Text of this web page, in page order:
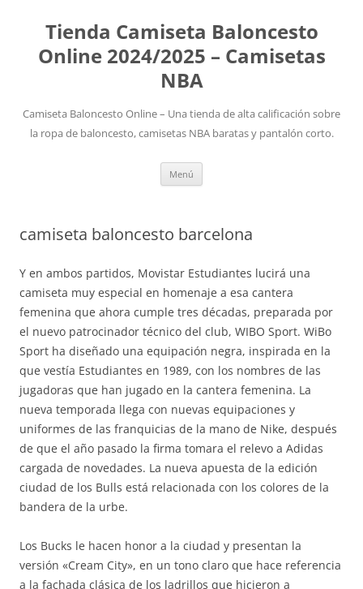
Tienda Camiseta Baloncesto
Online 2024/2025 – Camisetas
NBA
Camiseta Baloncesto Online – Una tienda de alta calificación sobre
la ropa de baloncesto, camisetas NBA baratas y pantalón corto.
Menú
camiseta baloncesto barcelona
Y en ambos partidos, Movistar Estudiantes lucirá una
camiseta muy especial en homenaje a esa cantera
femenina que ahora cumple tres décadas, preparada por
el nuevo patrocinador técnico del club, WIBO Sport. WiBo
Sport ha diseñado una equipación negra, inspirada en la
que vestía Estudiantes en 1989, con los nombres de las
jugadoras que han jugado en la cantera femenina. La
nueva temporada llega con nuevas equipaciones y
uniformes de las franquicias de la mano de Nike, después
de que el año pasado la firma tomara el relevo a Adidas
cargada de novedades. La nueva apuesta de la edición
ciudad de los Bulls está relacionada con los colores de la
bandera de la urbe.
Los Bucks le hacen honor a la ciudad y presentan la
versión «Cream City», en un tono claro que hace referencia
a la fachada clásica de los ladrillos que hicieron a